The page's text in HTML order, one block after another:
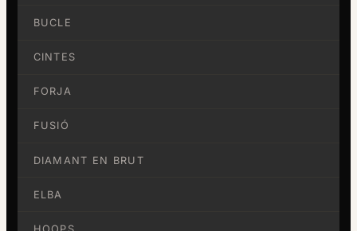
BUCLE
CINTES
FORJA
FUSIÓ
DIAMANT EN BRUT
ELBA